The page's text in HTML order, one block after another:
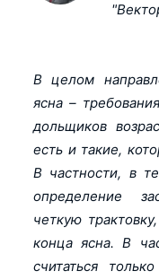
В целом
ясна –
дольщиков
есть и такие,
В частности, в
определение
четкую
конца ясна. В
считаться